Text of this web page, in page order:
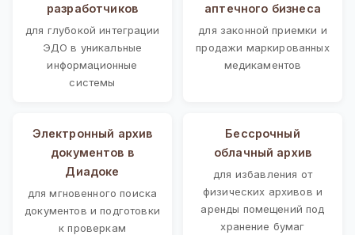
разработчиков
для глубокой интеграции
ЭДО в уникальные
информационные
системы
аптечного бизнеса
для законной приемки и
продажи маркированных
медикаментов
Электронный архив
документов в
Диадоке
для мгновенного поиска
документов и подготовки
к проверкам
Бессрочный
облачный архив
для избавления от
физических архивов и
аренды помещений под
хранение бумаг